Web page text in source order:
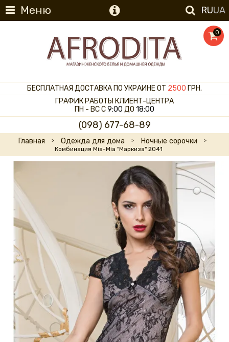
Меню RUUA
0
БЕСПЛАТНАЯ ДОСТАВКА ПО УКРАИНЕ ОТ 2500 ГРН.
ГРАФИК РАБОТЫ КЛИЕНТ-ЦЕНТРА
ПН - ВС С9:00 ДО 18:00
(098) 677-68-89
Главная Одежда для дома Ночные сорочки
Комбинация Mia-Mia "Маркиза" 2041